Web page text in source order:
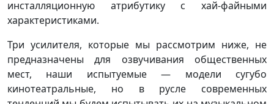
инсталляционную атрибутику с хай-файными
характеристиками.
Три усилителя, которые мы рассмотрим ниже, не
предназначены для озвучивания общественных
мест, наши испытуемые — модели сугубо
кинотеатральные, но в русле современных